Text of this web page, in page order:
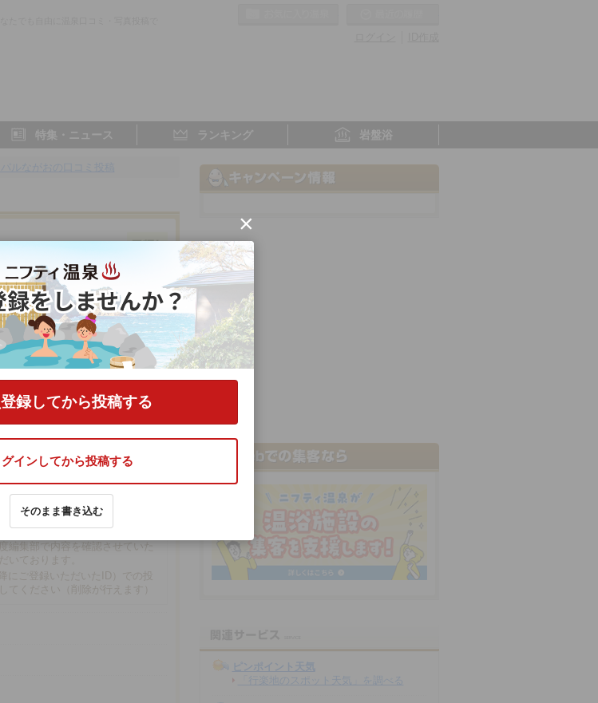
特集・ニュース ランキング 岩盤浴
4.0点
- 点
きませんので注意ください。
編集部で内容を確認させていた
いております。
にご登録いただいたID）での投
てください（削除が行えます）
ピンポイント天気
「行楽地のスポット天気」を調べる
×
録してから投稿する
グインしてから投稿する
そのまま書き込む